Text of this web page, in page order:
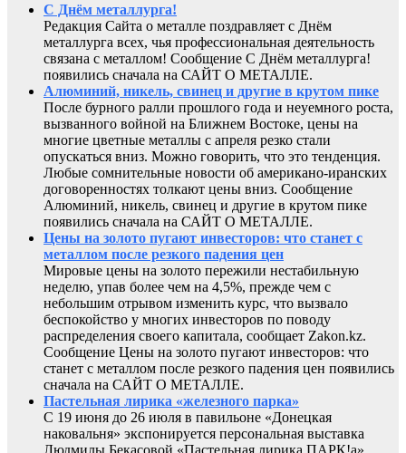
С Днём металлурга!
Редакция Сайта о металле поздравляет с Днём
металлурга всех, чья профессиональная деятельность
связана с металлом! Сообщение С Днём металлурга!
появились сначала на САЙТ О МЕТАЛЛЕ.
Алюминий, никель, свинец и другие в крутом пике
После бурного ралли прошлого года и неуемного роста,
вызванного войной на Ближнем Востоке, цены на
многие цветные металлы с апреля резко стали
опускаться вниз. Можно говорить, что это тенденция.
Любые сомнительные новости об американо-иранских
договоренностях толкают цены вниз. Сообщение
Алюминий, никель, свинец и другие в крутом пике
появились сначала на САЙТ О МЕТАЛЛЕ.
Цены на золото пугают инвесторов: что станет с
металлом после резкого падения цен
Мировые цены на золото пережили нестабильную
неделю, упав более чем на 4,5%, прежде чем с
небольшим отрывом изменить курс, что вызвало
беспокойство у многих инвесторов по поводу
распределения своего капитала, сообщает Zakon.kz.
Сообщение Цены на золото пугают инвесторов: что
станет с металлом после резкого падения цен появились
сначала на САЙТ О МЕТАЛЛЕ.
Пастельная лирика «железного парка»
С 19 июня до 26 июля в павильоне «Донецкая
наковальня» экспонируется персональная выставка
Людмилы Бекасовой «Пастельная лирика ПАРК!а».